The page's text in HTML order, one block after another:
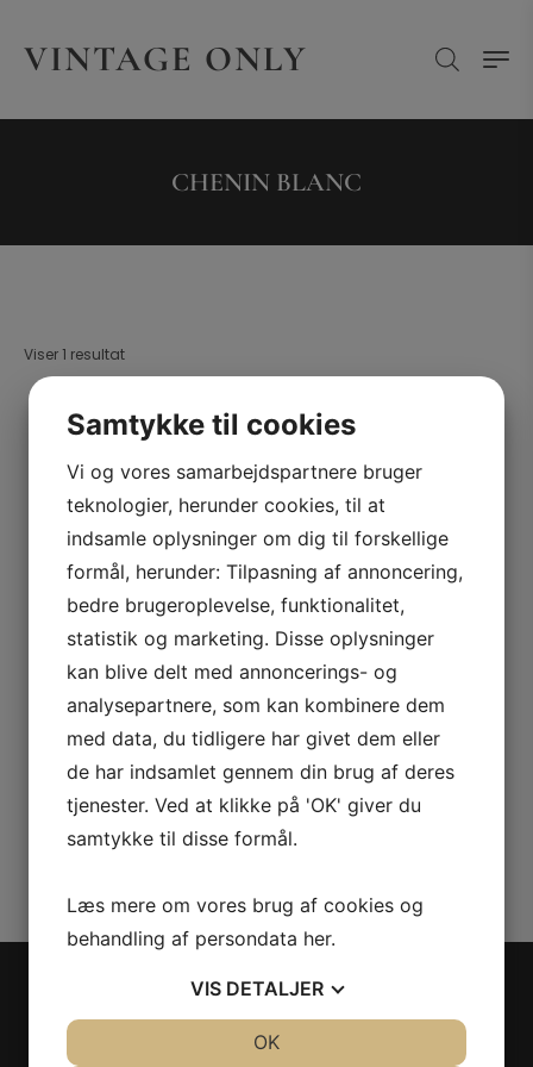
VINTAGE ONLY
CHENIN BLANC
Viser 1 resultat
Kælderliste
2002 Coteaux du Layon,
Moulin Touchais
VINTAGE ONLY
Samtykke til cookies
Vi og vores samarbejdspartnere bruger
teknologier, herunder cookies, til at
indsamle oplysninger om dig til forskellige
formål, herunder: Tilpasning af annoncering,
bedre brugeroplevelse, funktionalitet,
statistik og marketing. Disse oplysninger
kan blive delt med annoncerings- og
analysepartnere, som kan kombinere dem
med data, du tidligere har givet dem eller
de har indsamlet gennem din brug af deres
tjenester. Ved at klikke på 'OK' giver du
samtykke til disse formål.
Læs mere om vores brug af cookies og
behandling af persondata her.
VIS DETALJER
OK